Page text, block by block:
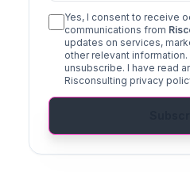
Yes, I consent to receive
communications from
updates on services,
other relevant information.
unsubscribe. I have read
Risconsulting privacy